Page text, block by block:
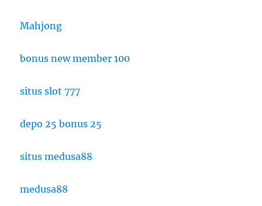
Mahjong
bonus new member 100
situs slot 777
depo 25 bonus 25
situs medusa88
medusa88